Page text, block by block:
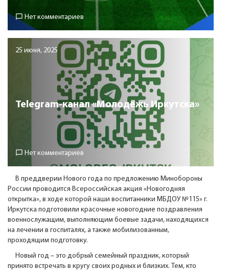
chat_bubble_outline Нет комментариев
25 июня, 2025
Telegram-канал «Молодёжь Иркутска»
chat_bubble_outline Нет комментариев
В преддверии Нового года по предложению Минобороны
России проводится Всероссийская акция «Новогодняя
открытка», в ходе которой наши воспитанники МБДОУ №115» г.
Иркутска подготовили красочные новогодние поздравления
военнослужащим, выполняющим боевые задачи, находящихся
на лечении в госпиталях, а также мобилизованным,
проходящим подготовку.
Новый год – это добрый семейный праздник, который
принято встречать в кругу своих родных и близких. Тем, кто